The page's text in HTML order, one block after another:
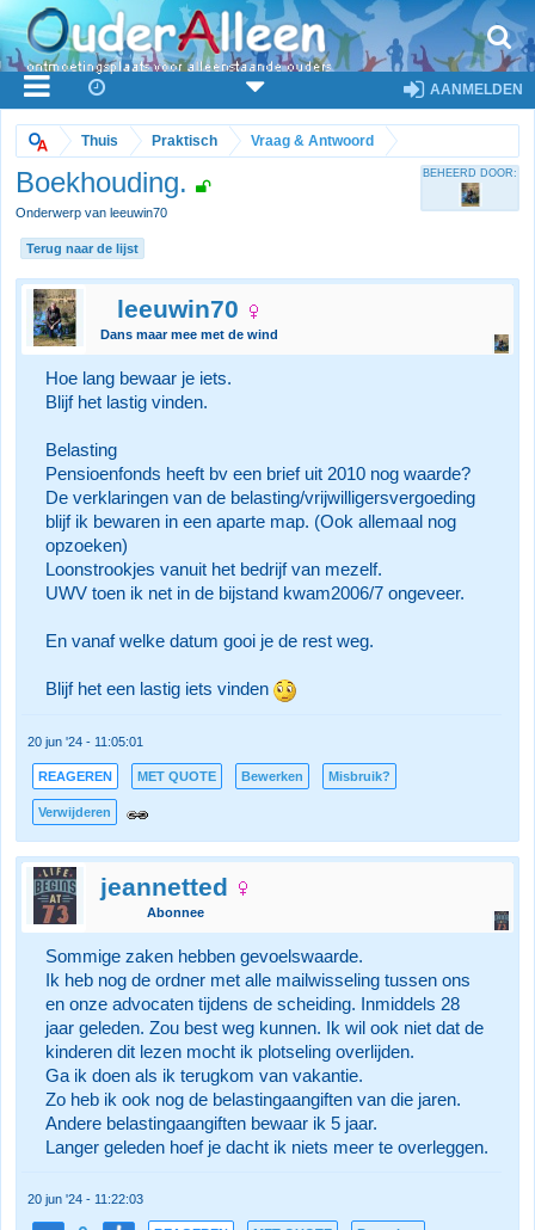
AANMELDEN
Thuis Praktisch Vraag & Antwoord
Boekhouding.
Onderwerp van leeuwin70
BEHEERD DOOR:
Terug naar de lijst
leeuwin70
Dans maar mee met de wind
Hoe lang bewaar je iets.
Blijf het lastig vinden.
Belasting
Pensioenfonds heeft bv een brief uit 2010 nog waarde?
De verklaringen van de belasting/vrijwilligersvergoeding
blijf ik bewaren in een aparte map. (Ook allemaal nog
opzoeken)
Loonstrookjes vanuit het bedrijf van mezelf.
UWV toen ik net in de bijstand kwam2006/7 ongeveer.
En vanaf welke datum gooi je de rest weg.
Blijf het een lastig iets vinden
20 jun '24 - 11:05:01
REAGEREN MET QUOTE Bewerken Misbruik?
Verwijderen
jeannetted
Abonnee
Sommige zaken hebben gevoelswaarde.
Ik heb nog de ordner met alle mailwisseling tussen ons
en onze advocaten tijdens de scheiding. Inmiddels 28
jaar geleden. Zou best weg kunnen. Ik wil ook niet dat de
kinderen dit lezen mocht ik plotseling overlijden.
Ga ik doen als ik terugkom van vakantie.
Zo heb ik ook nog de belastingaangiften van die jaren.
Andere belastingaangiften bewaar ik 5 jaar.
Langer geleden hoef je dacht ik niets meer te overleggen.
20 jun '24 - 11:22:03